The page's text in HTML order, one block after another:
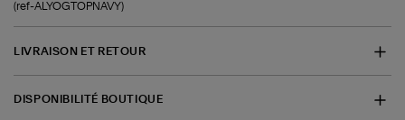
(ref-ALYOGTOPNAVY)
LIVRAISON ET RETOUR
DISPONIBILITÉ BOUTIQUE